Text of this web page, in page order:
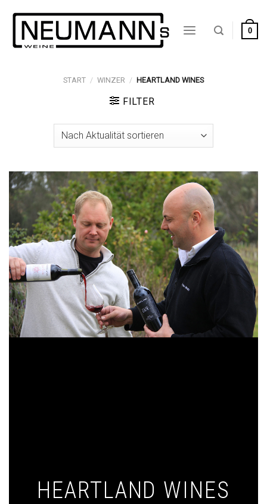
Inhalt
springen
0
START / WINZER / HEARTLAND WINES
FILTER
HEARTLAND WINES